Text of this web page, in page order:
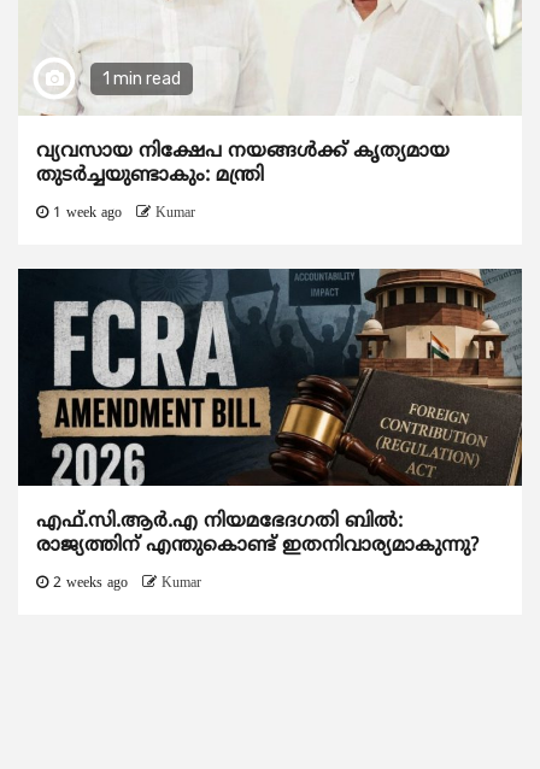
1 min read
വ്യവസായ നിക്ഷേപ നയങ്ങള്‍ക്ക് കൃത്യമായ
തുടര്‍ച്ചയുണ്ടാകും: മന്ത്രി
1 week ago Kumar
എഫ്.സി.ആര്‍.എ നിയമഭേദഗതി ബില്‍:
രാജ്യത്തിന് എന്തുകൊണ്ട് ഇതനിവാര്യമാകുന്നു?
2 weeks ago Kumar